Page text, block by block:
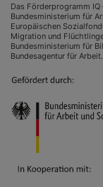
Das Förderprogramm
Bundesministerium für
Europäischen
Migration und
Bundesministerium für
Bundesagentur für Arbeit.